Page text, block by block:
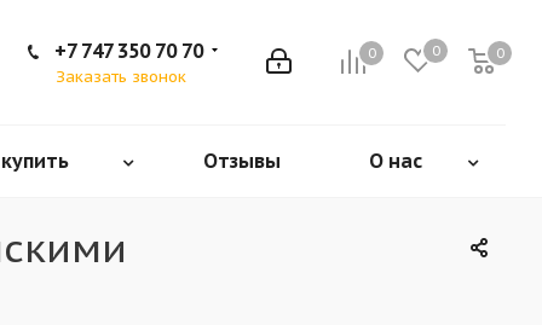
0 0 0
+7 747 350 70 70
Заказать звонок
Отзывы О нас